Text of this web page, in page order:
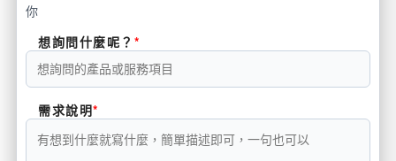
你
想詢問什麼呢？
需求說明